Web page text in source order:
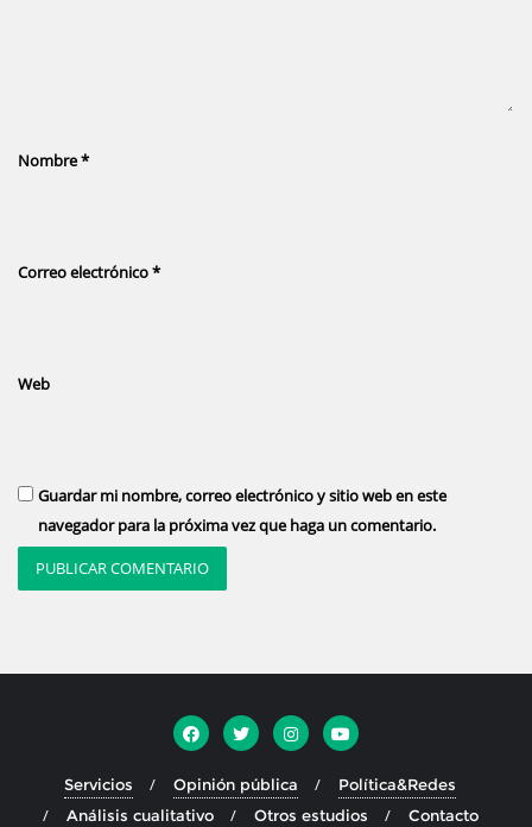
Nombre*
Correo electrónico*
Web
Guardar mi nombre, correo electrónico y sitio web en este
navegador para la próxima vez que haga un comentario.
Servicios Opinión pública
Política&Redes
Análisis cualitativo
Otros estudios Contacto